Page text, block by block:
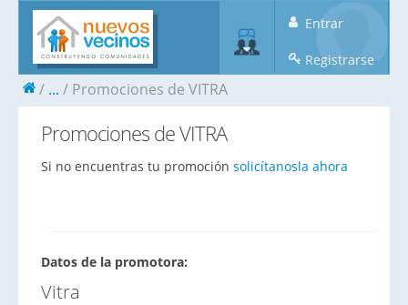
Entrar
Registrarse
... Promociones de VITRA
Promociones de VITRA
Si no encuentras tu promoción solicítanosla ahora
Datos de la promotora:
Vitra